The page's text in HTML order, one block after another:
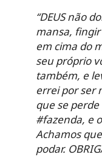
“DEUS não
mansa,
em cima do
seu próprio
também, e
errei por ser
que se
#fazenda, e
Achamos
podar.